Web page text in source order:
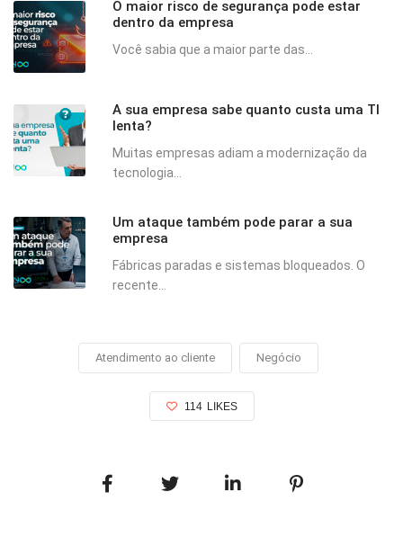
O maior risco de segurança pode estar
dentro da empresa
Você sabia que a maior parte das...
A sua empresa sabe quanto custa uma TI
lenta?
Muitas empresas adiam a modernização da
tecnologia...
Um ataque também pode parar a sua
empresa
Fábricas paradas e sistemas bloqueados. O
recente...
Atendimento ao cliente Negócio
114 LIKES